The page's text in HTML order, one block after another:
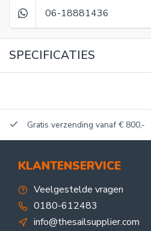
06-18881436
SPECIFICATIES
Gratis verzending vanaf € 800,-
KLANTENSERVICE
Veelgestelde vragen
0180-612483
info@thesailsupplier.com